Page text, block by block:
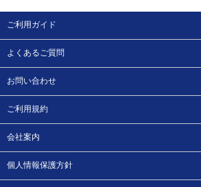
ご利用ガイド
よくあるご質問
お問い合わせ
ご利用規約
会社案内
個人情報保護方針